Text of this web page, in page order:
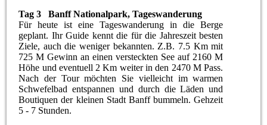
Tag 3 Banff Nationalpark, Tageswanderung
Für heute ist eine Tageswanderung in die Berge
geplant. Ihr Guide kennt die für die Jahreszeit besten
Ziele, auch die weniger bekannten. Z.B. 7.5 Km mit
725 M Gewinn an einen versteckten See auf 2160 M
Höhe und eventuell 2 Km weiter in den 2470 M Pass.
Nach der Tour möchten Sie vielleicht im warmen
Schwefelbad entspannen und durch die Läden und
Boutiquen der kleinen Stadt Banff bummeln. Gehzeit
5 - 7 Stunden.